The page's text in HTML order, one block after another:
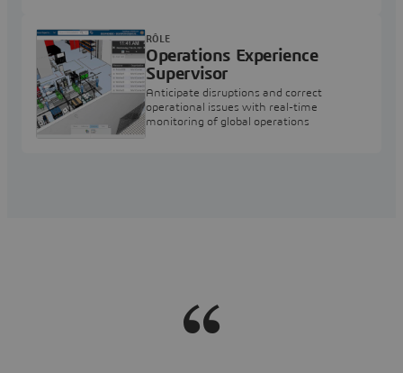
Operations Experience
Supervisor
Anticipate disruptions and correct
operational issues with real-time
monitoring of global operations
RÔLE